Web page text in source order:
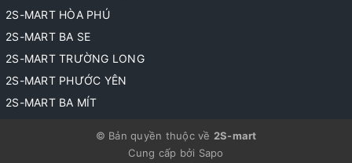
2S-MART HÒA PHÚ
2S-MART BA SE
2S-MART TRƯỜNG LONG
2S-MART PHƯỚC YÊN
2S-MART BA MÍT
© Bản quyền thuộc về 2S-mart
Cung cấp bởi Sapo